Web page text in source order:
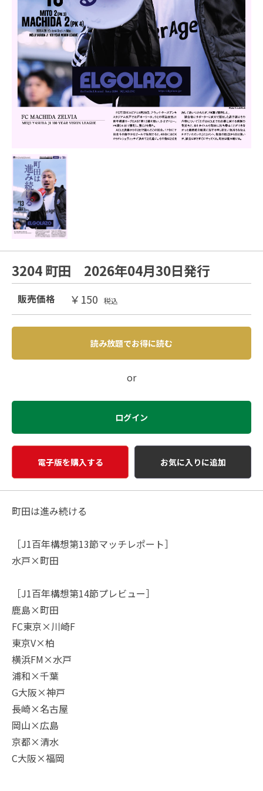
3204 町田 2026年04月30日発行
販売価格 ￥150 税込
読み放題でお得に読む
or
ログイン
電子版を購入する お気に入りに追加
町田は進み続ける
［J1百年構想第13節マッチレポート］
水戸×町田
［J1百年構想第14節プレビュー］
鹿島×町田
FC東京×川崎F
東京V×柏
横浜FM×水戸
浦和×千葉
G大阪×神戸
長崎×名古屋
岡山×広島
京都×清水
C大阪×福岡